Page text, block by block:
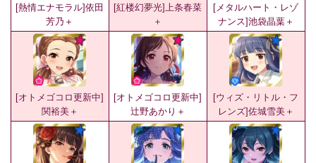
[熱情エナモラル]依田
芳乃＋
[紅楼幻夢光]上条春菜
＋
[メタルハート・レゾ
ナンス]池袋晶葉＋
[オトメゴコロ更新中]
関裕美＋
[オトメゴコロ更新中]
辻野あかり＋
[ウィズ・リトル・フ
レンズ]佐城雪美＋